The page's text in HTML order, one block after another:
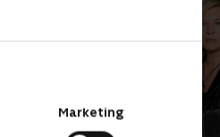
Marketing